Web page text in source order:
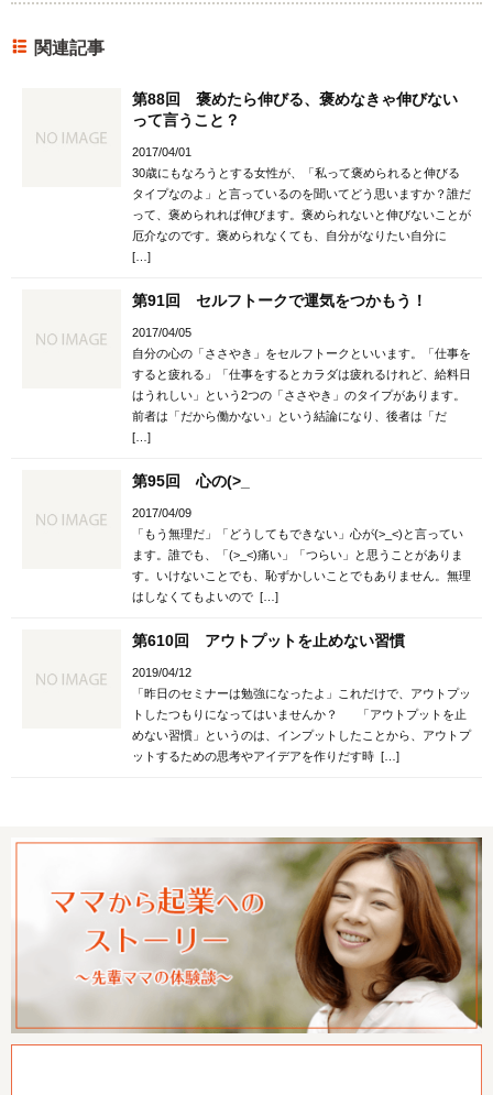
関連記事
第88回 褒めたら伸びる、褒めなきゃ伸びない
って言うこと？
2017/04/01
30歳にもなろうとする女性が、「私って褒められると伸びる
タイプなのよ」と言っているのを聞いてどう思いますか？誰だ
って、褒められれば伸びます。褒められないと伸びないことが
厄介なのです。褒められなくても、自分がなりたい自分に
[…]
第91回 セルフトークで運気をつかもう！
2017/04/05
自分の心の「ささやき」をセルフトークといいます。「仕事を
すると疲れる」「仕事をするとカラダは疲れるけれど、給料日
はうれしい」という2つの「ささやき」のタイプがあります。
前者は「だから働かない」という結論になり、後者は「だ
[…]
第95回 心の(>_
2017/04/09
「もう無理だ」「どうしてもできない」心が(>_<)と言ってい
ます。誰でも、「(>_<)痛い」「つらい」と思うことがありま
す。いけないことでも、恥ずかしいことでもありません。無理
はしなくてもよいので […]
第610回 アウトプットを止めない習慣
2019/04/12
「昨日のセミナーは勉強になったよ」これだけで、アウトプッ
トしたつもりになってはいませんか？ 「アウトプットを止
めない習慣」というのは、インプットしたことから、アウトプ
ットするための思考やアイデアを作りだす時 […]